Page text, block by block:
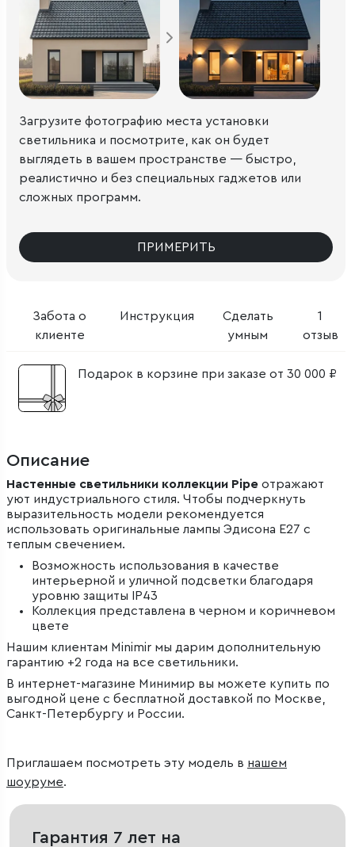
Забота о
клиенте
Инструкция
Сделать
умным
1
отзыв
Подарок в корзине при заказе от 30 000 ₽
Загрузите фотографию места установки
светильника и посмотрите, как он будет
выглядеть в вашем пространстве — быстро,
реалистично и без специальных гаджетов или
сложных программ.
ПРИМЕРИТЬ
Описание
Настенные светильники коллекции Pipe отражают
уют индустриального стиля. Чтобы подчеркнуть
выразительность модели рекомендуется
использовать оригинальные лампы Эдисона Е27 с
теплым свечением.
Возможность использования в качестве
интерьерной и уличной подсветки благодаря
уровню защиты IP43
Коллекция представлена в черном и коричневом
цвете
Нашим клиентам Minimir мы дарим дополнительную
гарантию +2 года на все светильники.
В интернет-магазине Минимир вы можете купить по
выгодной цене с бесплатной доставкой по Москве,
Санкт-Петербургу и России.
Приглашаем посмотреть эту модель в нашем
шоуруме.
Гарантия 7 лет на